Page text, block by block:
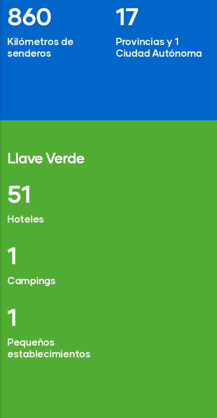
1,200
Kilómetros de
senderos
24
Provincias y 1
Ciudad Autónoma
Llave Verde
76
Hoteles
2
Campings
1
Pequeños
establecimientos